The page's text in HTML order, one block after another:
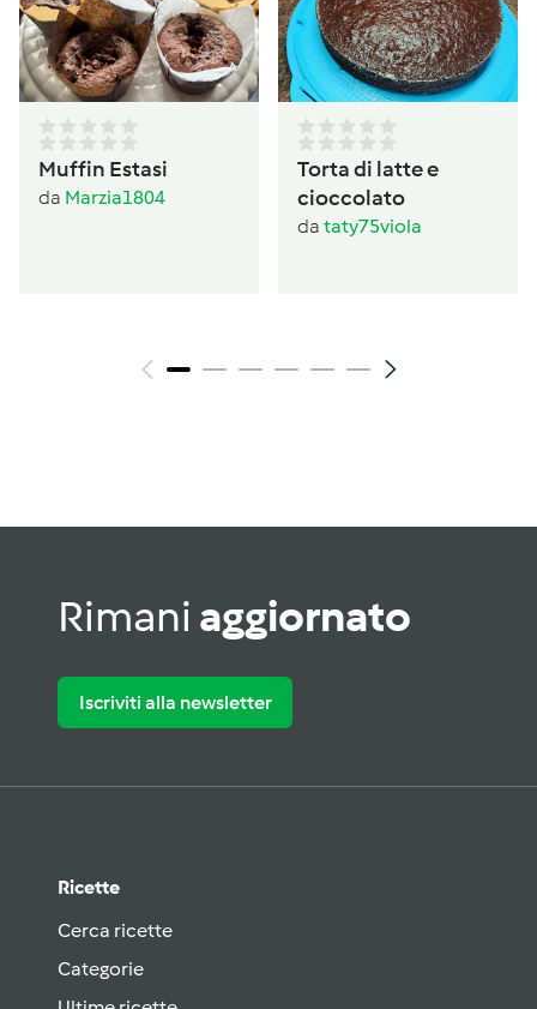
Muffin Estasi
da Marzia1804
Torta di latte e
cioccolato
da taty75viola
Rimani aggiornato
Iscriviti alla newsletter
Ricette
Cerca ricette
Categorie